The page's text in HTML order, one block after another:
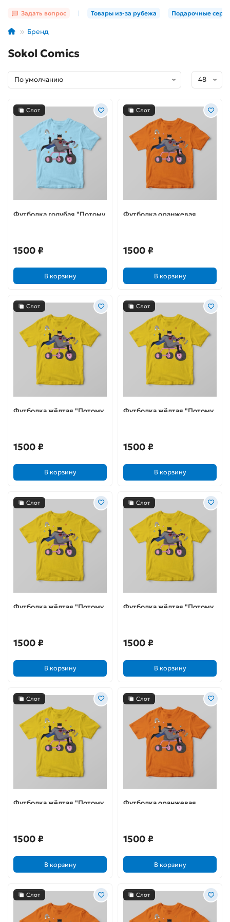
Задать вопрос Товары из-за рубежа Подарочные
Бренд
Sokol Comics
Слот
Футболка голубая "Потому
1500 ₽
В корзину
Слот
Футболка оранжевая
1500 ₽
В корзину
Слот
Футболка жёлтая "Потому
1500 ₽
В корзину
Слот
Футболка жёлтая "Потому
1500 ₽
В корзину
Слот
Футболка жёлтая "Потому
1500 ₽
В корзину
Слот
Футболка жёлтая "Потому
1500 ₽
В корзину
Слот
Футболка жёлтая "Потому
1500 ₽
В корзину
Слот
Футболка оранжевая
1500 ₽
В корзину
Слот Слот